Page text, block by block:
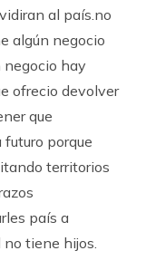
al país.no
algún negocio
negocio hay
ofrecio devolver
que
porque
territorios
país a
no tiene hijos.